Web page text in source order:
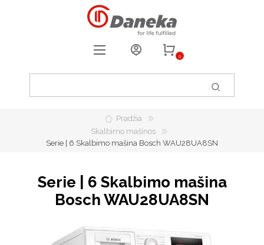
0
0
Pradžia
Skalbimo mašinos
Serie | 6 Skalbimo mašina Bosch WAU28UA8SN
Serie | 6 Skalbimo mašina
Bosch WAU28UA8SN